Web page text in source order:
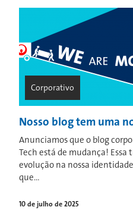
Corporativo
Nosso blog tem uma
Anunciamos que o blog
Tech está de mudança! Essa
evolução na nossa
que...
10 de julho de 2025